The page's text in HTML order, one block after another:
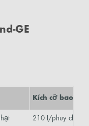
GE
Kích cỡ bao bì
210 l/phuy chứa